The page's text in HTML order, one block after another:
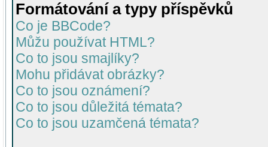
Formátování a typy příspěvků
Co je BBCode?
Můžu používat HTML?
Co to jsou smajlíky?
Mohu přidávat obrázky?
Co to jsou oznámení?
Co to jsou důležitá témata?
Co to jsou uzamčená témata?